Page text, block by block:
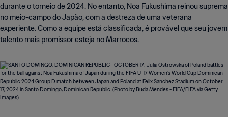
durante o torneio de 2024. No entanto, Noa Fukushima reinou suprema
no meio-campo do Japão, com a destreza de uma veterana
experiente. Como a equipe está classificada, é provável que seu jovem
talento mais promissor esteja no Marrocos.